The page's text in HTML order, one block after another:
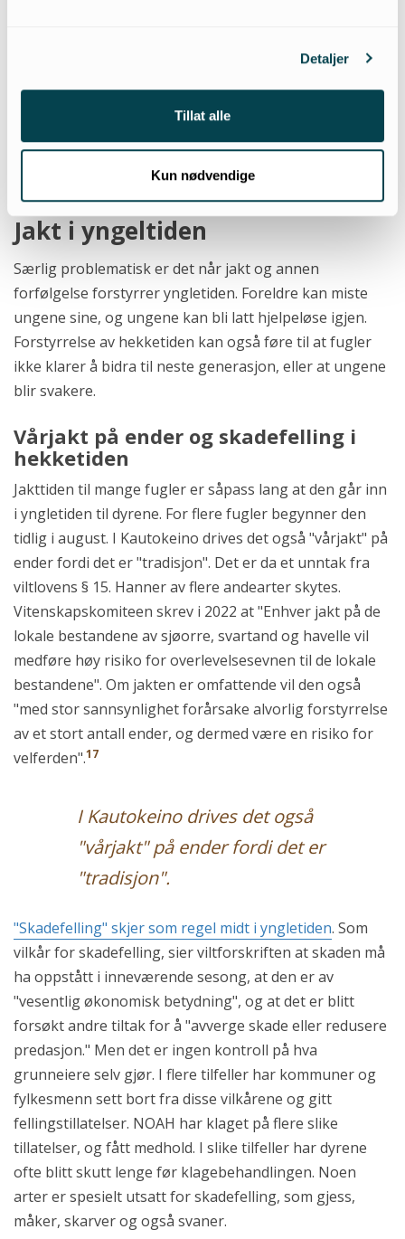
Detaljer
Tillat alle
Kun nødvendige
Dyrs følelser er et ikke-tema i viltforvaltnignen. Men
Rådet for dyreetikk mener det ikke bør være slik: "Rådet
mener at hensynet til dyrs følelser, som når en unge
skytes fra mora eller mora skytes fra ungen, bør
Jakt i yngeltiden
Særlig problematisk er det når jakt og annen
forfølgelse forstyrrer yngletiden. Foreldre kan miste
ungene sine, og ungene kan bli latt hjelpeløse igjen.
Forstyrrelse av hekketiden kan også føre til at fugler
ikke klarer å bidra til neste generasjon, eller at ungene
blir svakere.
Vårjakt på ender og skadefelling i
hekketiden
Jakttiden til mange fugler er såpass lang at den går inn
i yngletiden til dyrene. For flere fugler begynner den
tidlig i august. I Kautokeino drives det også "vårjakt" på
ender fordi det er "tradisjon". Det er da et unntak fra
viltlovens § 15. Hanner av flere andearter skytes.
Vitenskapskomiteen skrev i 2022 at "Enhver jakt på de
lokale bestandene av sjøorre, svartand og havelle vil
medføre høy risiko for overlevelsesevnen til de lokale
bestandene". Om jakten er omfattende vil den også
"med stor sannsynlighet forårsake alvorlig forstyrrelse
av et stort antall ender, og dermed være en risiko for
velferden".17
I Kautokeino drives det også
"vårjakt" på ender fordi det er
"tradisjon".
"Skadefelling" skjer som regel midt i yngletiden. Som
vilkår for skadefelling, sier viltforskriften at skaden må
ha oppstått i inneværende sesong, at den er av
"vesentlig økonomisk betydning", og at det er blitt
forsøkt andre tiltak for å "avverge skade eller redusere
predasjon." Men det er ingen kontroll på hva
grunneiere selv gjør. I flere tilfeller har kommuner og
fylkesmenn sett bort fra disse vilkårene og gitt
fellingstillatelser. NOAH har klaget på flere slike
tillatelser, og fått medhold. I slike tilfeller har dyrene
ofte blitt skutt lenge før klagebehandlingen. Noen
arter er spesielt utsatt for skadefelling, som gjess,
måker, skarver og også svaner.